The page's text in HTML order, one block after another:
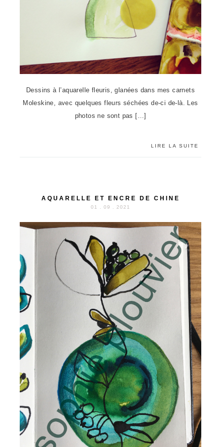
Dessins à l’aquarelle fleuris, glanées dans mes carnets
Moleskine, avec quelques fleurs séchées de-ci de-là. Les
photos ne sont pas […]
LIRE LA SUITE
AQUARELLE ET ENCRE DE CHINE
01 . 09 . 2021